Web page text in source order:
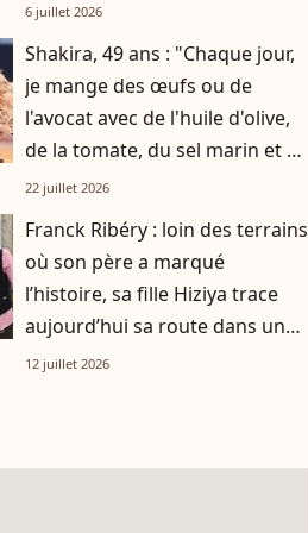
chose de bien plus profond.
6 juillet 2026
Shakira, 49 ans : "Chaque jour,
je mange des œufs ou de
l'avocat avec de l'huile d'olive,
de la tomate, du sel marin et un
smoothie"
22 juillet 2026
Franck Ribéry : loin des terrains
où son père a marqué
l’histoire, sa fille Hiziya trace
aujourd’hui sa route dans un
tout autre univers
12 juillet 2026